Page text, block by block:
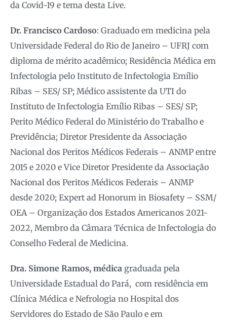
da Covid-19 e tema desta Live.
Dr. Francisco Cardoso: Graduado em medicina pela
Universidade Federal do Rio de Janeiro – UFRJ com
diploma de mérito acadêmico; Residência Médica em
Infectologia pelo Instituto de Infectologia Emílio
Ribas – SES/ SP; Médico assistente da UTI do
Instituto de Infectologia Emílio Ribas – SES/ SP;
Perito Médico Federal do Ministério do Trabalho e
Previdência; Diretor Presidente da Associação
Nacional dos Peritos Médicos Federais – ANMP entre
2015 e 2020 e Vice Diretor Presidente da Associação
Nacional dos Peritos Médicos Federais – ANMP
desde 2020; Expert ad Honorum in Biosafety – SSM/
OEA – Organização dos Estados Americanos 2021-
2022, Membro da Câmara Técnica de Infectologia do
Conselho Federal de Medicina.
Dra. Simone Ramos, médica graduada pela
Universidade Estadual do Pará, com residência em
Clínica Médica e Nefrologia no Hospital dos
Servidores do Estado de São Paulo e em